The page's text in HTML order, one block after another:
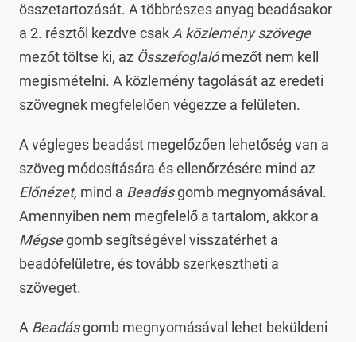
összetartozását. A többrészes anyag beadásakor
a 2. résztől kezdve csak A közlemény szövege
mezőt töltse ki, az Összefoglalómezőt nem kell
megismételni. A közlemény tagolását az eredeti
szövegnek megfelelően végezze a felületen.
A végleges beadást megelőzően lehetőség van a
szöveg módosítására és ellenőrzésére mind az
Előnézet, mind a Beadásgomb megnyomásával.
Amennyiben nem megfelelő a tartalom, akkor a
Mégsegomb segítségével visszatérhet a
beadófelületre, és tovább szerkesztheti a
szöveget.
A Beadásgomb megnyomásával lehet beküldeni